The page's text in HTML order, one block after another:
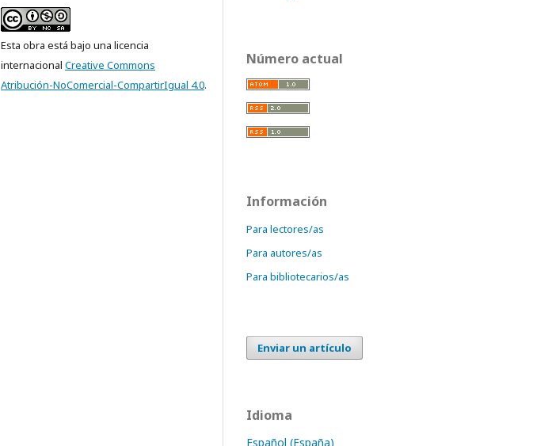
Esta obra está bajo una licencia
internacional Creative Commons
Atribución-NoComercial-CompartirIgual 4.0.
Número actual
Información
Para lectores/as
Para autores/as
Para bibliotecarios/as
Enviar un artículo
Idioma
Español (España)